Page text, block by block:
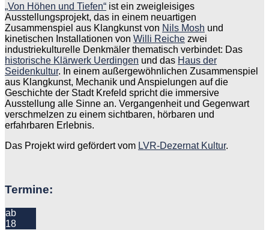
„Von Höhen und Tiefen“ ist ein zweigleisiges
Ausstellungsprojekt, das in einem neuartigen
Zusammenspiel aus Klangkunst von Nils Mosh und
kinetischen Installationen von Willi Reiche zwei
industriekulturelle Denkmäler thematisch verbindet: Das
historische Klärwerk Uerdingen und das Haus der
Seidenkultur. In einem außergewöhnlichen Zusammenspiel
aus Klangkunst, Mechanik und Anspielungen auf die
Geschichte der Stadt Krefeld spricht die immersive
Ausstellung alle Sinne an. Vergangenheit und Gegenwart
verschmelzen zu einem sichtbaren, hörbaren und
erfahrbaren Erlebnis.
Das Projekt wird gefördert vom LVR-Dezernat Kultur.
Beitragsnavigation
Termine:
ab
18